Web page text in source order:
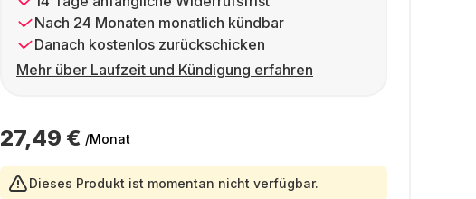
Nach 24 Monaten monatlich kündbar
Danach kostenlos zurückschicken
Mehr über Laufzeit und Kündigung erfahren
27,49 € /Monat
Dieses Produkt ist momentan nicht verfügbar.